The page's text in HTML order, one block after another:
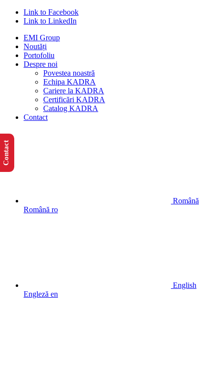
Link to Facebook
Link to LinkedIn
EMI Group
Noutăți
Portofoliu
Despre noi
Povestea noastră
Echipa KADRA
Cariere la KADRA
Certificări KADRA
Catalog KADRA
Contact
Română
Română ro
English
Engleză en
Contact